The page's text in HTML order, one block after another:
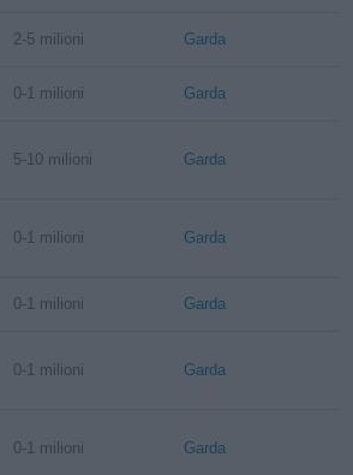
2-5 milioni Garda
0-1 milioni Garda
5-10 milioni Garda
0-1 milioni Garda
0-1 milioni Garda
0-1 milioni Garda
0-1 milioni Garda